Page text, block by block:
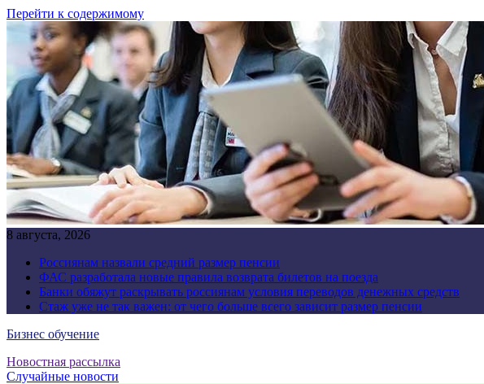
Перейти к содержимому
8 августа, 2026
Россиянам назвали средний размер пенсии
ФАС разработала новые правила возврата билетов на поезда
Банки обяжут раскрывать россиянам условия переводов денежных средств
Стаж уже не так важен: от чего больше всего зависит размер пенсии
Бизнес обучение
Новостная рассылка
Случайные новости